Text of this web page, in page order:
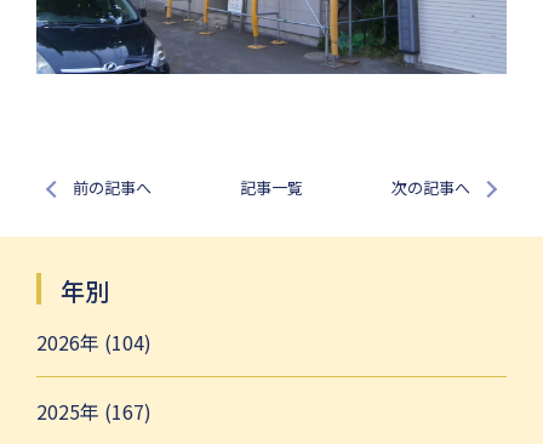
前の記事へ 記事一覧 次の記事へ
年別
2026年 (104)
2025年 (167)